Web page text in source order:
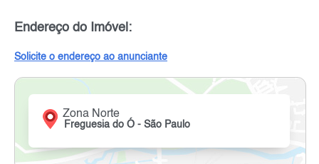
Endereço do Imóvel:
Solicite o endereço ao anunciante
Zona Norte
Freguesia do Ó - São Paulo